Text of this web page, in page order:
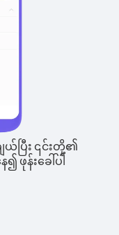
ပြီး ၎င်းတို့၏
ဖုန်းခေါ်ပါ